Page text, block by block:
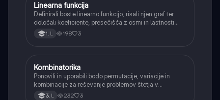
Matematika
Linearna funkcija
Definirali boste linearno funkcijo, risali njen graf ter
določali koeficiente, presečišča z osmi in lastnosti
(naraščanje/padanje).
1. l. 198 3
Matematika
Kombinatorika
Ponovili in uporabili bodo permutacije, variacije in
kombinacije za reševanje problemov štetja v
verjetnosti.
3. l. 232 3